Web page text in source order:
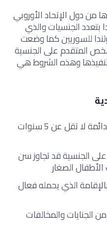
من دول الإتحاد الأوروبي
الجنسيات والذي
للسوريين كما وضعت
المتقدم على الجنسية
وتنفيذها وهذه الشروط هي
أن يحمل المتقدم إقامة دائمة لا تقل عن 5 سنوات
الجنسية قد تجاوز سن
الذي يحمله فعال
والمخالفات